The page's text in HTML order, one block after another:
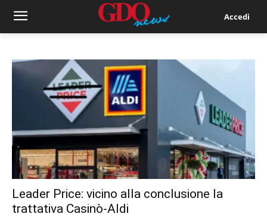
Accedi
Leader Price: vicino alla conclusione la
trattativa Casinò-Aldi